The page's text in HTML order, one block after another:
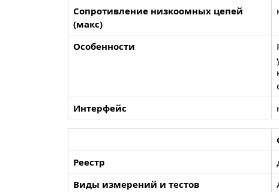
Сопротивление низкоомных цепей
(макс)
Особенности
Интерфейс
Реестр
Виды измерений и тестов